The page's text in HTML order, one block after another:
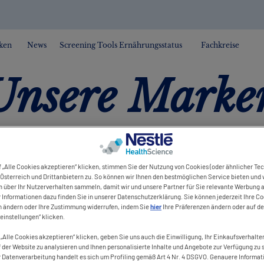
News Screening Tools Ernährungsstatus Fachkreise
Erhaltung
in allen Bereichen
„Alle Cookies akzeptieren“ klicken, stimmen Sie der Nutzung von Cookies (oder ähnlicher
und Drittanbietern zu. So können wir Ihnen den bestmöglichen Service bieten und
über Ihr Nutzerverhalten sammeln, damit wir und unsere Partner für Sie relevante Werbung
Informationen dazu finden Sie in unserer Datenschutzerklärung. Sie können jederzeit Ihre
ändern oder Ihre Zustimmung widerrufen, indem SiehierIhre Präferenzen ändern oder auf
klicken.
Cookies akzeptieren“ klicken, geben Sie uns auch die Einwilligung, Ihr
Website zu analysieren und Ihnen personalisierte Inhalte und Angebote zur Verfügung zu
handelt es sich um Profiling gemäß Art 4 Nr. 4 DSGVO. Genauere